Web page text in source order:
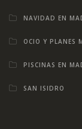
NAVIDAD EN
OCIO Y PLANES
PISCINAS EN
SAN ISIDRO